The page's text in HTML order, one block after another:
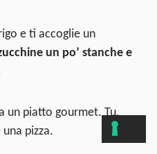
e ti accoglie un
un po’ stanche e
un piatto gourmet. Tu,
pizza.